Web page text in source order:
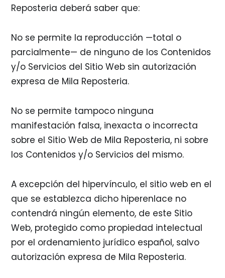
Reposteria deberá saber que:
No se permite la reproducción —total o
parcialmente— de ninguno de los Contenidos
y/o Servicios del Sitio Web sin autorización
expresa de Mila Reposteria.
No se permite tampoco ninguna
manifestación falsa, inexacta o incorrecta
sobre el Sitio Web de Mila Reposteria, ni sobre
los Contenidos y/o Servicios del mismo.
A excepción del hipervínculo, el sitio web en el
que se establezca dicho hiperenlace no
contendrá ningún elemento, de este Sitio
Web, protegido como propiedad intelectual
por el ordenamiento jurídico español, salvo
autorización expresa de Mila Reposteria.